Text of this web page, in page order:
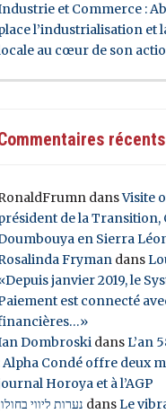
et Commerce :
l’industrialisation et
au cœur de son
récents
dansVisite
de la Transition,
en Sierra
Frymandans
janvier 2019, le
est connecté
DombroskidansL’an
Alpha Condé offre deux
Horoya et à l’AGP
נערות ליווי dansLe